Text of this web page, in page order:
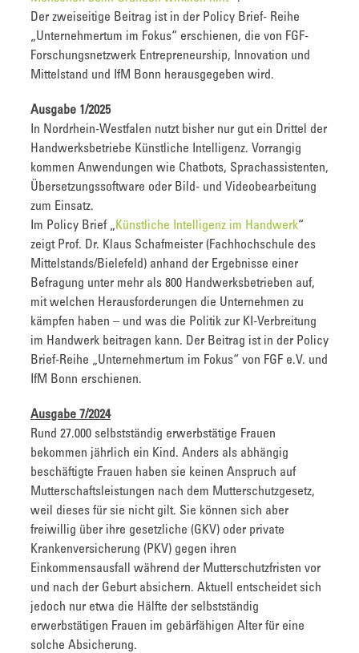
Der zweiseitige Beitrag ist in der Policy Brief- Reihe
„Unternehmertum im Fokus“ erschienen, die von FGF-
Forschungsnetzwerk Entrepreneurship, Innovation und
Mittelstand und IfM Bonn herausgegeben wird.
Ausgabe 1/2025
In Nordrhein-Westfalen nutzt bisher nur gut ein Drittel der
Handwerksbetriebe Künstliche Intelligenz. Vorrangig
kommen Anwendungen wie Chatbots, Sprachassistenten,
Übersetzungssoftware oder Bild- und Videobearbeitung
zum Einsatz.
Im Policy Brief „Künstliche Intelligenz im Handwerk“
zeigt Prof. Dr. Klaus Schafmeister (Fachhochschule des
Mittelstands/Bielefeld) anhand der Ergebnisse einer
Befragung unter mehr als 800 Handwerksbetrieben auf,
mit welchen Herausforderungen die Unternehmen zu
kämpfen haben – und was die Politik zur KI-Verbreitung
im Handwerk beitragen kann. Der Beitrag ist in der Policy
Brief-Reihe „Unternehmertum im Fokus“ von FGF e.V. und
IfM Bonn erschienen.
Ausgabe 7/2024
Rund 27.000 selbstständig erwerbstätige Frauen
bekommen jährlich ein Kind. Anders als abhängig
beschäftigte Frauen haben sie keinen Anspruch auf
Mutterschaftsleistungen nach dem Mutterschutzgesetz,
weil dieses für sie nicht gilt. Sie können sich aber
freiwillig über ihre gesetzliche (GKV) oder private
Krankenversicherung (PKV) gegen ihren
Einkommensausfall während der Mutterschutzfristen vor
und nach der Geburt absichern. Aktuell entscheidet sich
jedoch nur etwa die Hälfte der selbstständig
erwerbstätigen Frauen im gebärfähigen Alter für eine
solche Absicherung.